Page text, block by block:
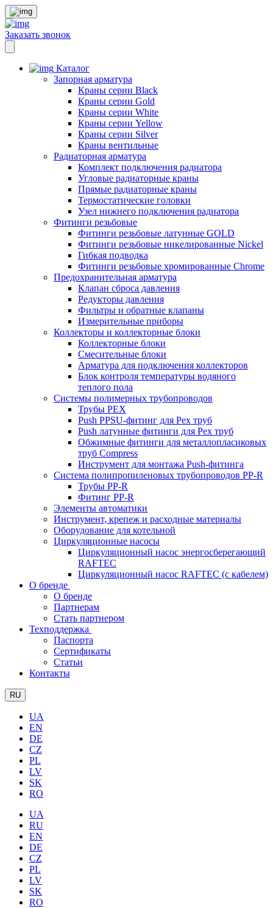
Заказать звонок
Каталог
Запорная арматура
Краны серии Black
Краны серии Gold
Краны серии White
Краны серии Yellow
Краны серии Silver
Краны вентильные
Радиаторная арматура
Комплект подключения радиатора
Угловые радиаторные краны
Прямые радиаторные краны
Термостатические головки
Узел нижнего подключения радиатора
Фитинги резьбовые
Фитинги резьбовые латунные GOLD
Фитинги резьбовые никелированные Nickel
Гибкая подводка
Фитинги резьбовые хромированные Chrome
Предохранительная арматура
Клапан сброса давления
Редукторы давления
Фильтры и обратные клапаны
Измерительные приборы
Коллекторы и коллекторные блоки
Коллекторные блоки
Смесительные блоки
Арматура для подключения коллекторов
Блок контроля температуры водяного
теплого пола
Системы полимерных трубопроводов
Трубы PEX
Push PPSU-фитинг для Pex труб
Push латунные фитинги для Pex труб
Обжимные фитинги для металлопласиковых
труб Compress
Инструмент для монтажа Push-фитинга
Система полипропиленовых трубопроводов PP-R
Трубы PP-R
Фитинг PP-R
Элементы автоматики
Инструмент, крепеж и расходные материалы
Оборудование для котельной
Циркуляционные насосы
Циркуляционный насос энергосберегающий
RAFTEC
Циркуляционный насос RAFTEC (с кабелем)
О бренде
О бренде
Партнерам
Стать партнером
Техподдержка
Паспорта
Сертификаты
Статьи
Контакты
RU
UA
EN
DE
CZ
PL
LV
SK
RO
UA
RU
EN
DE
CZ
PL
LV
SK
RO